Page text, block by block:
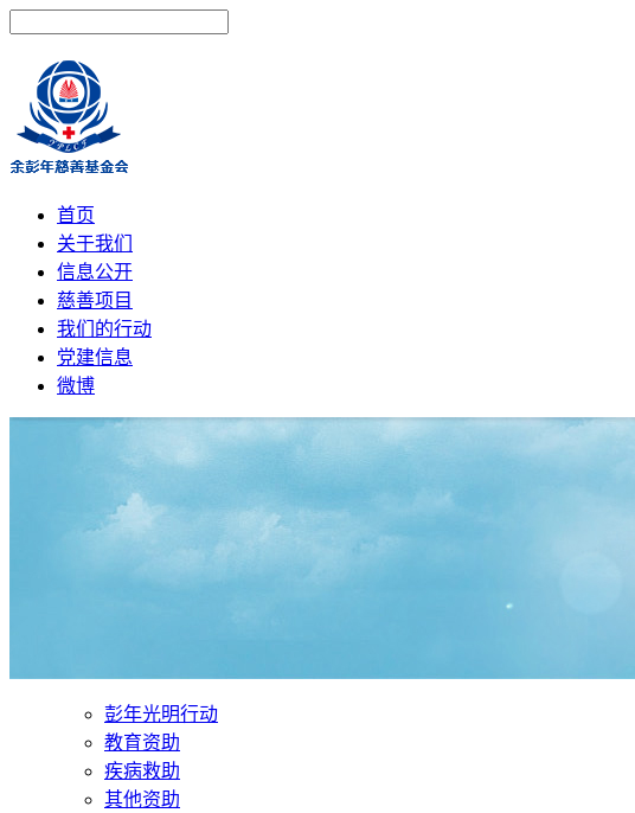
首页
关于我们
信息公开
慈善项目
我们的行动
党建信息
微博
彭年光明行动
教育资助
疾病救助
其他资助